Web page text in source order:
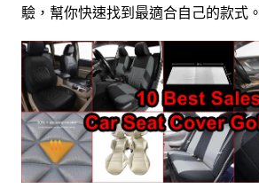
驗，幫你快速找到最適合自己的款式。